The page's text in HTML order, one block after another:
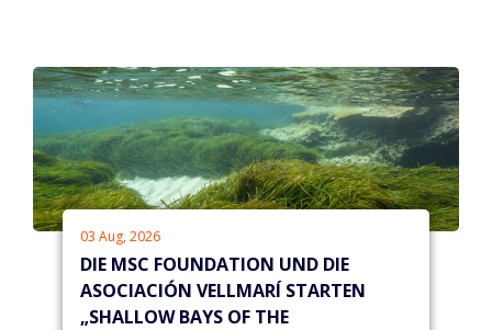
03 Aug, 2026
DIE MSC FOUNDATION UND DIE
ASOCIACIÓN VELLMARÍ STARTEN
„SHALLOW BAYS OF THE